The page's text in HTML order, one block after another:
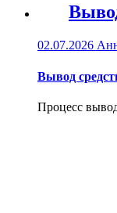
02.07.2026
Вывод
Процесс